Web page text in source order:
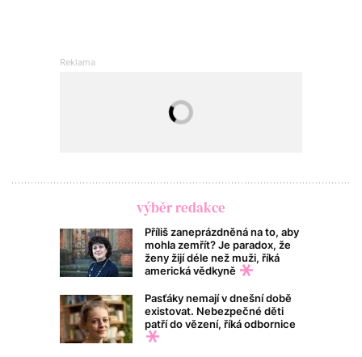
výběr redakce
Příliš zaneprázdněná na to, aby
mohla zemřít? Je paradox, že
ženy žijí déle než muži, říká
americká vědkyně
Pasťáky nemají v dnešní době
existovat. Nebezpečné děti
patří do vězení, říká odbornice